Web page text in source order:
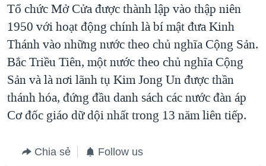
Tổ chức Mở Cửa được thành lập vào thập niên
1950 với hoạt động chính là bí mật đưa Kinh
Thánh vào những nước theo chủ nghĩa Cộng Sản.
Bắc Triều Tiên, một nước theo chủ nghĩa Cộng
Sản và là nơi lãnh tụ Kim Jong Un được thần
thánh hóa, đứng đầu danh sách các nước đàn áp
Cơ đốc giáo dữ dội nhất trong 13 năm liên tiếp.
Chia sẻ Follow us